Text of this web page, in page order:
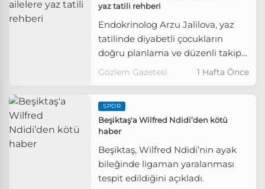
yaz tatili rehberi
Endokrinolog Arzu Jalilova, yaz
tatilinde diyabetli çocukların
doğru planlama ve düzenli takip
sayesinde yaşıtları gibi denize
belirterek, ailelere önemli
uyarılarda bulundu.
Gözlem Gazetesi 1 Hafta Önce
SPOR
Beşiktaş'a Wilfred Ndidi’den kötü
haber
Beşiktaş, Wilfred Ndidi’nin ayak
bileğinde ligaman yaralanması
tespit edildiğini açıkladı.